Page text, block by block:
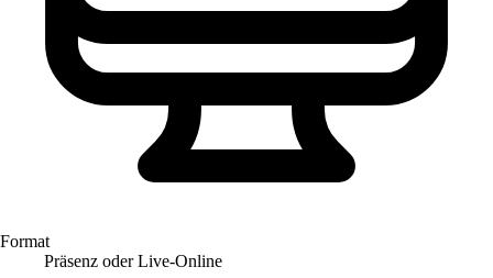
Format
Präsenz oder Live-Online